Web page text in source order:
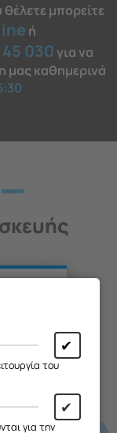
μπορείτε
ή
030 για να
μας καθημερινά
✔
του
✔
για την
ότι
08,